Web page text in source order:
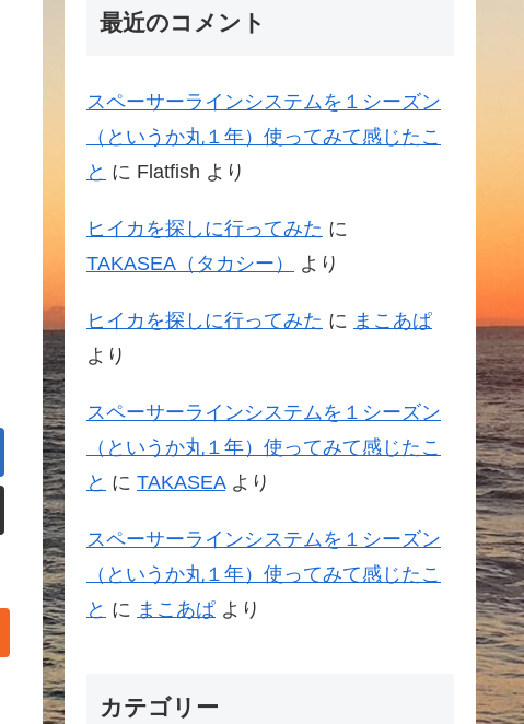
最近のコメント
スペーサーラインシステムを１シーズン
（というか丸１年）使ってみて感じたこ
と に Flatfish より
ヒイカを探しに行ってみた に
TAKASEA（タカシー）
より
ヒイカを探しに行ってみた に まこあぱ
より
スペーサーラインシステムを１シーズン
（というか丸１年）使ってみて感じたこ
と に TAKASEAより
スペーサーラインシステムを１シーズン
（というか丸１年）使ってみて感じたこ
と に まこあぱ より
カテゴリー